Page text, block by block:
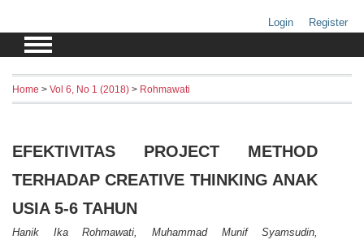
Login Register
Home > Vol 6, No 1 (2018) > Rohmawati
EFEKTIVITAS PROJECT METHOD
TERHADAP CREATIVE THINKING ANAK
USIA 5-6 TAHUN
Hanik Ika Rohmawati, Muhammad Munif Syamsudin,